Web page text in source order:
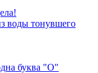
воды тонувшего
буква "О"